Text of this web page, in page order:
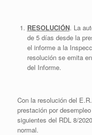
RESOLUCIÓN. La
de 5 días desde la
el informe a la
resolución se emita
del Informe.
Con la resolución del
prestación por
siguientes del RDL 8/
normal.